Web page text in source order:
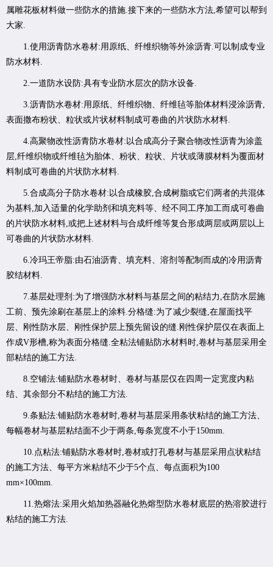
属雕花板材料做一些防水的措施.接下来的一些防水方法,希望可以帮到
大家.
1.使用沥青防水卷材:用原纸、纤维织物等外涂沥青.可以制成专业
防水材料.
2.一道防水设防:具有专业防水层次的防水设备.
3.沥青防水卷材:用原纸、纤维织物、纤维毡等胎体材料浸涂沥青,
表面撒布粉状、粒状或片状材料制成可卷曲的片状防水材料.
4.高聚物改性沥青防水卷材:以合成高分子聚合物改性沥青为涂盖
层,纤维织物或纤维毡为胎体、粉状、粒状、片状或薄膜材料为覆面材
料制成可卷曲的片状防水材料.
5.合成高分子防水卷材:以合成橡胶,合成树脂或它们两者的共混体
为基料,加入适量的化学助剂和填充料等、经不同工序加工而成可卷曲
的片状防水材料,或把上述材料与合成纤维等复合形成两层或两层以上
可卷曲的片状防水材料.
6.冷玛王帝脂:由石油沥青、填充料、溶剂等配制而成的冷用沥青
胶结材料.
7.基层处理剂:为了增强防水材料与基层之间的粘结力,在防水层施
工前、预先涂刷在基层上的涂料.分格缝:为了减少裂缝,在屋面找平
层、刚性防水层、刚性保护层上预先留设的缝.刚性保护层仅在表面上
作成V形槽,称为表面分格缝.全粘法铺贴防水材料时,卷材与基层采用全
部粘结的施工方法.
8.空铺法:铺贴防水卷材时、卷材与基层仅在四周一定宽度内粘
结、其余部分不粘结的施工方法.
9.条贴法:铺贴防水卷材时,卷材与基层采用条状粘结的施工方法、
每幅卷材与基层粘结面不少于两条,每条宽度不小于150mm.
10.点粘法:铺贴防水卷材时,卷材或打孔卷材与基层采用点状粘结
的施工方法、每平方米粘结不少于5个点、每点面积为100
mm×100mm.
11.热熔法:采用火焰加热器融化热熔型防水卷材底层的热溶胶进行
粘结的施工方法.